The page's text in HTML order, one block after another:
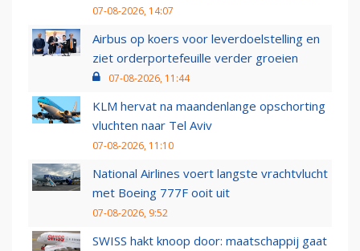
07-08-2026, 14:07
Airbus op koers voor leverdoelstelling en
ziet orderportefeuille verder groeien
07-08-2026, 11:44
KLM hervat na maandenlange opschorting
vluchten naar Tel Aviv
07-08-2026, 11:10
National Airlines voert langste vrachtvlucht
met Boeing 777F ooit uit
07-08-2026, 9:52
SWISS hakt knoop door: maatschappij gaat